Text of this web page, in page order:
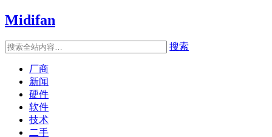
Midifan
搜索
厂商
新闻
硬件
软件
技术
二手